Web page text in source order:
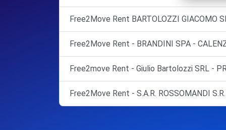
Free2Move Rent BARTOLOZZI GIACOMO
Free2Move Rent - BRANDINI SPA -
Free2move Rent - Giulio Bartolozzi SRL -
Free2Move Rent - S.A.R. ROSSOMANDI